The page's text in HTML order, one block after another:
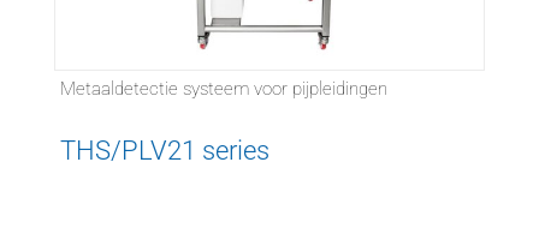
Metaaldetectie systeem voor pijpleidingen
THS/PLV21 series